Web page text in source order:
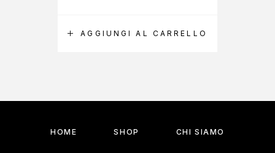
AGGIUNGI AL CARRELLO
HOME SHOP CHI SIAMO